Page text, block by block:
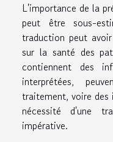
L'importance de la
peut être sous-
traduction peut
sur la santé des
contiennent des
interprétées,
traitement, voire des
nécessité d'une
impérative.